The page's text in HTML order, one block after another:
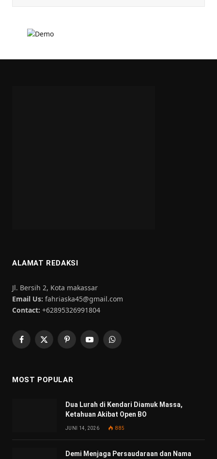
ALAMAT REDAKSI
Jl. Bersih 2, Kota makassar
Email Us: fahriaska45@gmail.com
Contact: +62895326991804
Facebook
X
PinterestYouTubeWhatsApp
MOST POPULAR
Dua Lurah di Kendari Diamuk Massa,
Ketahuan Akibat Open BO
JUNI 14, 2026 885
Demi Menjaga Persaudaraan dan Nama